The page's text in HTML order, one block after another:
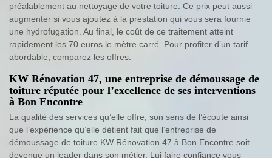
préalablement au nettoyage de votre toiture. Ce prix peut aussi
augmenter si vous ajoutez à la prestation qui vous sera fournie
une hydrofugation. Au final, le coût de ce traitement atteint
rapidement les 70 euros le mètre carré. Pour profiter d’un tarif
abordable, comparez les offres.
KW Rénovation 47, une entreprise de démoussage de
toiture réputée pour l’excellence de ses interventions
à Bon Encontre
La qualité des services qu’elle offre, son sens de l’écoute ainsi
que l’expérience qu’elle détient fait que l’entreprise de
démoussage de toiture KW Rénovation 47 à Bon Encontre soit
devenue un leader dans son métier. Lui faire confiance vous